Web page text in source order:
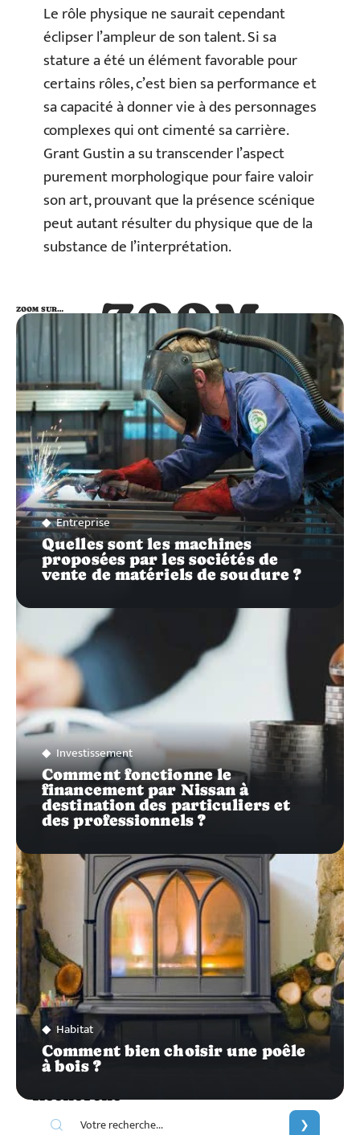
Le rôle physique ne saurait cependant
éclipser l’ampleur de son talent. Si sa
stature a été un élément favorable pour
certains rôles, c’est bien sa performance et
sa capacité à donner vie à des personnages
complexes qui ont cimenté sa carrière.
Grant Gustin a su transcender l’aspect
purement morphologique pour faire valoir
son art, prouvant que la présence scénique
peut autant résulter du physique que de la
substance de l’interprétation.
ZOOM
SUR…
ZOOM SUR…
Entreprise
Quelles sont les machines
proposées par les sociétés de
vente de matériels de soudure ?
Investissement
Comment fonctionne le
financement par Nissan à
destination des particuliers et
des professionnels ?
Habitat
Comment bien choisir une poêle
à bois ?